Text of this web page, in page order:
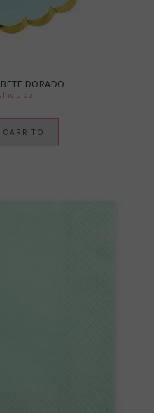
DORADO
Incluido